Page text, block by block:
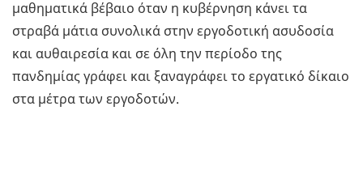
μαθηματικά βέβαιο όταν η κυβέρνηση κάνει τα
στραβά μάτια συνολικά στην εργοδοτική ασυδοσία
και αυθαιρεσία και σε όλη την περίοδο της
πανδημίας γράφει και ξαναγράφει το εργατικό δίκαιο
στα μέτρα των εργοδοτών.